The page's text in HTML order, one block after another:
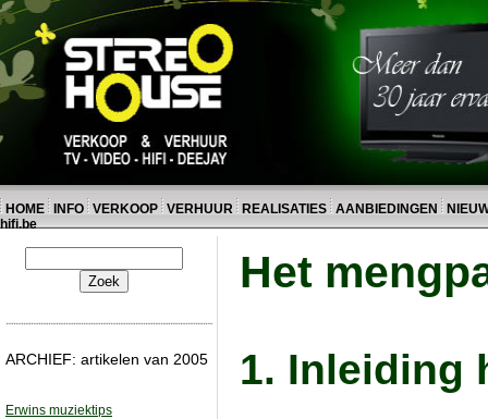
HOME INFO VERKOOP VERHUUR REALISATIES AANBIEDINGEN
hifi.be
ARCHIEF: artikelen van 2005
Erwins muziektips
Het
1. Inleiding